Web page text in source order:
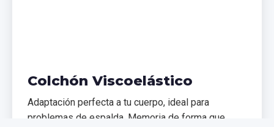
Colchón Viscoelástico
Adaptación perfecta a tu cuerpo, ideal para
problemas de espalda. Memoria de forma que